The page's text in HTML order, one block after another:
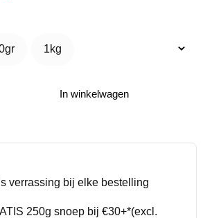
500gr
1kg
1kg
In winkelwagen
verrassing bij elke bestelling
250g snoep bij €30+*(excl.